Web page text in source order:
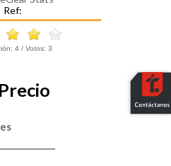
Ref:
4 / Votos: 3
Precio